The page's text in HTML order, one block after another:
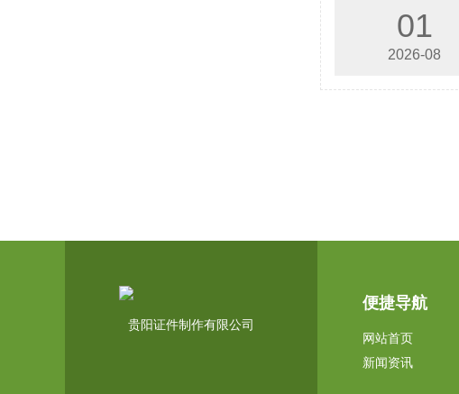
01
2026-08
贵阳证件制作有限公司
便捷导航
网站首页
新闻资讯